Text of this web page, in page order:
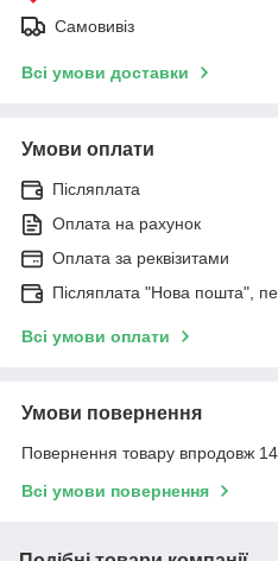
Самовивіз
Всі умови доставки
Умови оплати
Післяплата
Оплата на рахунок
Оплата за реквізитами
Післяплата "Нова пошта",
Всі умови оплати
Умови повернення
Повернення товару впродовж
Всі умови повернення